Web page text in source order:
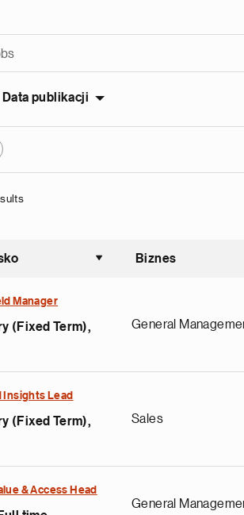
Data publikacji
Sortuj
Biznes
Manager
(Fixed Term),
General
Insights Lead
(Fixed Term),
Sales
& Access Head
General